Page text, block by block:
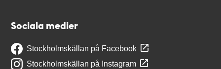
Sociala medier
Stockholmskällan på Facebook
Stockholmskällan på Instagram